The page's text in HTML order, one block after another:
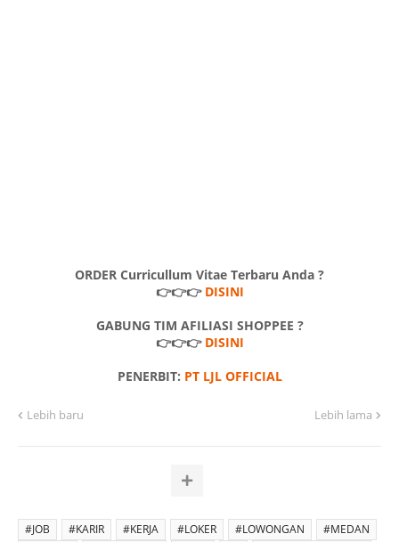
ORDER Curricullum Vitae Terbaru Anda ?
👉👉👉 DISINI
GABUNG TIM AFILIASI SHOPPEE ?
👉👉👉 DISINI
PENERBIT: PT LJL OFFICIAL
Lebih baru Lebih lama
#JOB #KARIR #KERJA #LOKER #LOWONGAN
#MEDAN